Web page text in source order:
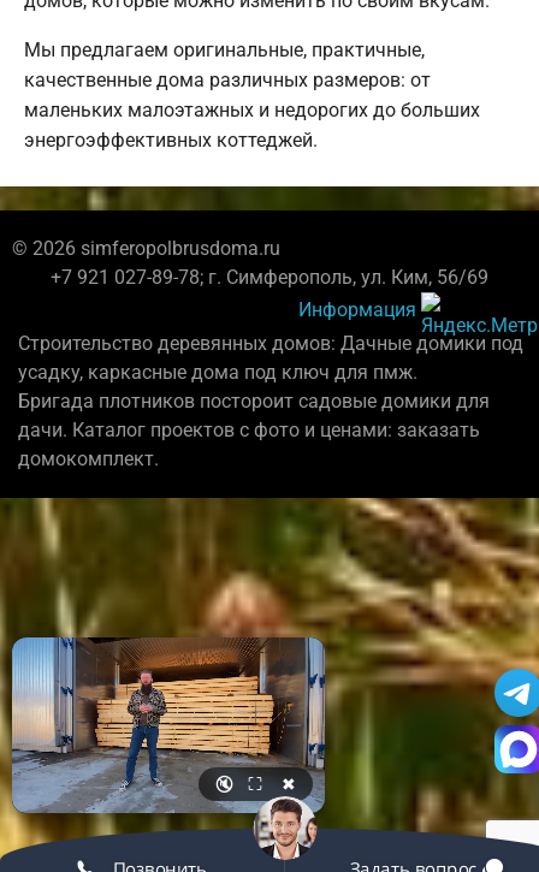
Мы предлагаем оригинальные, практичные,
качественные дома различных размеров: от
маленьких малоэтажных и недорогих до больших
энергоэффективных коттеджей.
© 2026 simferopolbrusdoma.ru
+7 921 027-89-78; г. Симферополь, ул. Ким, 56/69
Информация
Строительство деревянных домов: Дачные домики под
усадку, каркасные дома под ключ для пмж.
Бригада плотников постороит садовые домики для
дачи. Каталог проектов с фото и ценами: заказать
домокомплект.
🔇 ⛶ ✖